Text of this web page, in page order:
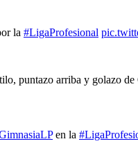
la #LigaProfesional
puntazo arriba y golazo
en la